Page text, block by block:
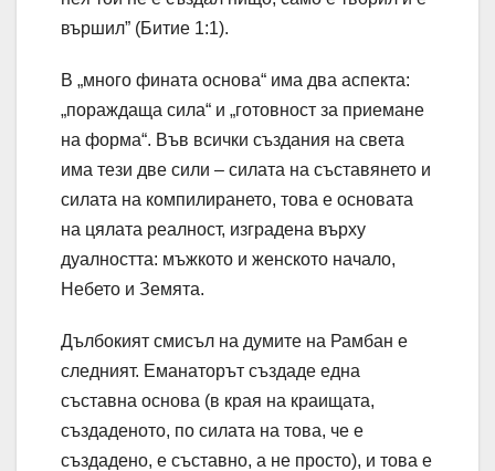
вършил” (Битие 1:1).
В „много фината основа“ има два аспекта:
„пораждаща сила“ и „готовност за приемане
на форма“. Във всички създания на света
има тези две сили – силата на съставянето и
силата на компилирането, това е основата
на цялата реалност, изградена върху
дуалността: мъжкото и женското начало,
Небето и Земята.
Дълбокият смисъл на думите на Рамбан е
следният. Еманаторът създаде една
съставна основа (в края на краищата,
създаденото, по силата на това, че е
създадено, е съставно, а не просто), и това е